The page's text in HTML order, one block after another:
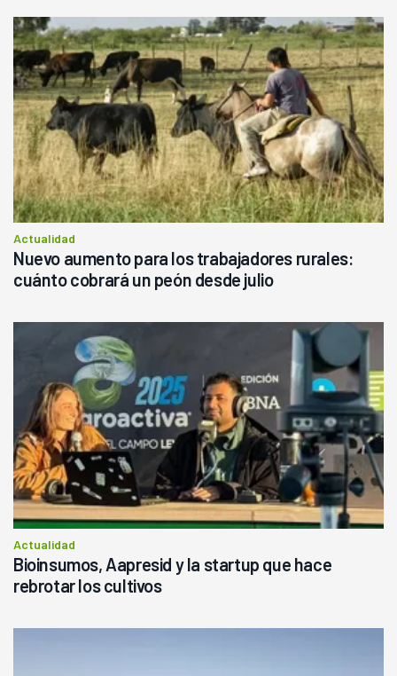
Actualidad
Nuevo aumento para los trabajadores rurales:
cuánto cobrará un peón desde julio
Actualidad
Bioinsumos, Aapresid y la startup que hace
rebrotar los cultivos